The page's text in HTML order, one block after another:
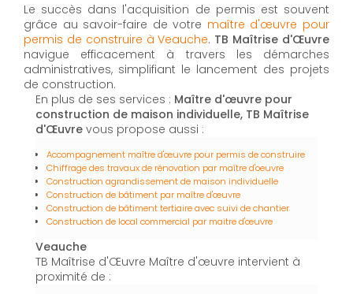
Le succès dans l'acquisition de permis est souvent
grâce au savoir-faire de votre maître d'œuvre pour
permis de construire à Veauche. TB Maîtrise d'Œuvre
navigue efficacement à travers les démarches
administratives, simplifiant le lancement des projets
de construction.
En plus de ses services : Maître d'œuvre pour
construction de maison individuelle, TB Maîtrise
d'Œuvre vous propose aussi :
Accompagnement maître d'œuvre pour permis de construire
Chiffrage des travaux de rénovation par maître d'oeuvre
Construction agrandissement de maison individuelle
Construction de bâtiment par maître d'œuvre
Construction de bâtiment tertiaire avec suivi de chantier
Construction de local commercial par maitre d'œuvre
Veauche
TB Maîtrise d'Œuvre Maître d'œuvre intervient à
proximité de :